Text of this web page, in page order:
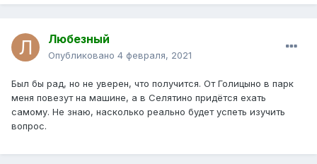
Любезный
Опубликовано 4 февраля, 2021
Был бы рад, но не уверен, что получится. От Голицыно в парк
меня повезут на машине, а в Селятино придётся ехать
самому. Не знаю, насколько реально будет успеть изучить
вопрос.